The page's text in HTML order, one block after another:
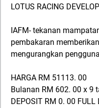
LOTUS RACING
IAFM- tekanan
pembakaran
mengurangkan
HARGA RM 51113. 00
Bulanan RM 602. 00 x 9
DEPOSIT RM 0. 00 FULL